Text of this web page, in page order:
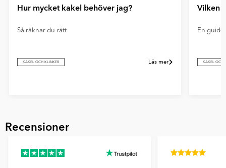
Hur mycket kakel behöver jag?
Så räknar du rätt
KAKEL OCH KLINKER Läs mer
Vilken
En
KAKEL OCH
of
Recensioner